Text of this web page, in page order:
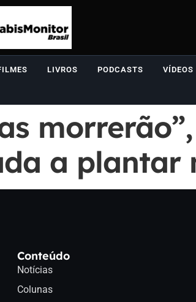
LIVROS PODCASTS VÍDEOS
a plantar
Conteúdo
Notícias
Colunas